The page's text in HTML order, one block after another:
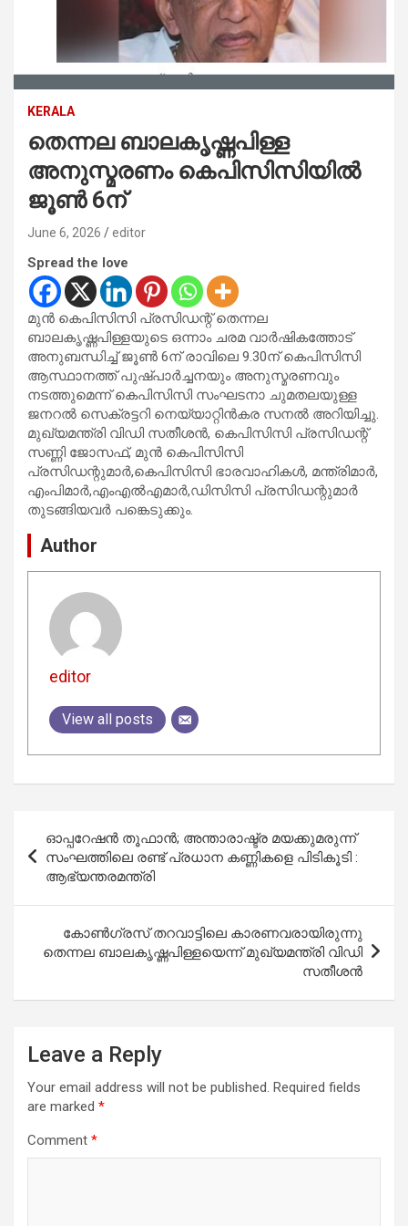
KERALA
തെന്നല ബാലകൃഷ്ണപിള്ള
അനുസ്മരണം കെപിസിസിയില്‍
ജൂണ്‍ 6ന്
June 6, 2026 editor
Spread the love
മുന്‍ കെപിസിസി പ്രസിഡന്റ് തെന്നല
ബാലകൃഷ്ണപിള്ളയുടെ ഒന്നാം ചരമ വാര്‍ഷികത്തോട്
അനുബന്ധിച്ച് ജൂണ്‍ 6ന് രാവിലെ 9.30ന് കെപിസിസി
ആസ്ഥാനത്ത് പുഷ്പാര്‍ച്ചനയും അനുസ്മരണവും
നടത്തുമെന്ന് കെപിസിസി സംഘടനാ ചുമതലയുള്ള
ജനറല്‍ സെക്രട്ടറി നെയ്യാറ്റിന്‍കര സനല്‍ അറിയിച്ചു.
മുഖ്യമന്ത്രി വിഡി സതീശന്‍, കെപിസിസി പ്രസിഡന്റ്
സണ്ണി ജോസഫ്, മുന്‍ കെപിസിസി
പ്രസിഡന്റുമാര്‍,കെപിസിസി ഭാരവാഹികള്‍, മന്ത്രിമാര്‍,
എംപിമാര്‍,എംഎല്‍എമാര്‍,ഡിസിസി പ്രസിഡന്റുമാര്‍
തുടങ്ങിയവര്‍ പങ്കെടുക്കും.
Author
editor
View all posts
navigation
ഓപ്പറേഷൻ തൂഫാൻ; അന്താരാഷ്ട്ര മയക്കുമരുന്ന്
സംഘത്തിലെ രണ്ട് പ്രധാന കണ്ണികളെ പിടികൂടി :
ആഭ്യന്തരമന്ത്രി
കോണ്‍ഗ്രസ് തറവാട്ടിലെ കാരണവരായിരുന്നു
തെന്നല ബാലകൃഷ്ണപിള്ളയെന്ന് മുഖ്യമന്ത്രി വിഡി
സതീശന്‍
Leave a Reply
Your email address will not be published. Required fields
are marked *
Comment *